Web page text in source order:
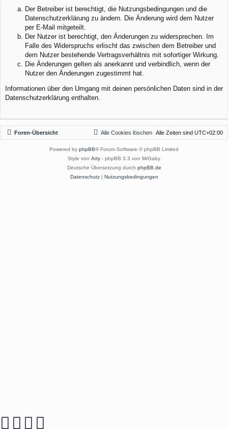
Der Betreiber ist berechtigt, die Nutzungsbedingungen und die
Datenschutzerklärung zu ändern. Die Änderung wird dem Nutzer
per E-Mail mitgeteilt.
Der Nutzer ist berechtigt, den Änderungen zu widersprechen. Im
Falle des Widerspruchs erlischt das zwischen dem Betreiber und
dem Nutzer bestehende Vertragsverhältnis mit sofortiger Wirkung.
Die Änderungen gelten als anerkannt und verbindlich, wenn der
Nutzer den Änderungen zugestimmt hat.
Informationen über den Umgang mit deinen persönlichen Daten sind in der
Datenschutzerklärung enthalten.
Foren-Übersicht Alle Zeiten sind UTC+02:00
Alle Cookies löschen
Powered by phpBB® Forum Software © phpBB Limited
Style von Arty - phpBB 3.3 von MrGaby
Deutsche Übersetzung durch phpBB.de
Datenschutz| Nutzungsbedingungen